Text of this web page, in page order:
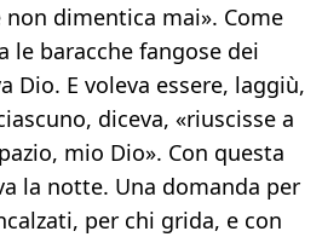
dimentica mai». Come
le baracche fangose dei
Dio. E voleva essere, laggiù,
diceva, «riuscisse a
mio Dio». Con questa
la notte. Una domanda per
per chi grida, e con